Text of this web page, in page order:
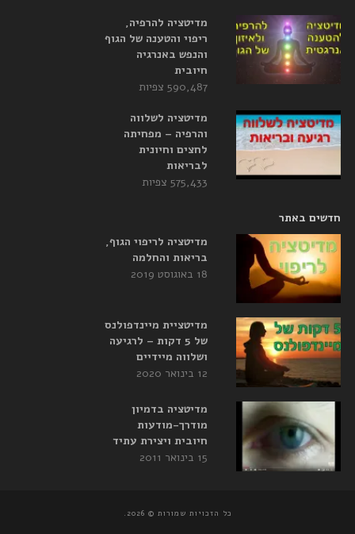
מדיטציה להרפיה,
ריפוי והטענה של הגוף
והנפש באנרגיה
חיובית
590,487 צפיות
מדיטציה לשלווה
והרפיה – מפחיתה
לחצים וחיונית
לבריאות
575,433 צפיות
חדשים באתר
מדיטציה לריפוי הגוף,
בריאות והחלמה
18 באוגוסט 2019
מדיטציית מיינדפולנס
של 5 דקות – לרגיעה
ושלווה מיידיים
12 בינואר 2020
מדיטציה בדמיון
מודרך-מודעות
חיובית ויצירת עתיד
15 בינואר 2011
כל הזכויות שמורות © 2026.